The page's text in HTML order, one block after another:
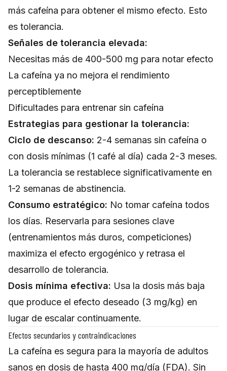
más cafeína para obtener el mismo efecto. Esto
es tolerancia.
Señales de tolerancia elevada:
Necesitas más de 400-500 mg para notar efecto
La cafeína ya no mejora el rendimiento
perceptiblemente
Dificultades para entrenar sin cafeína
Estrategias para gestionar la tolerancia:
Ciclo de descanso: 2-4 semanas sin cafeína o
con dosis mínimas (1 café al día) cada 2-3 meses.
La tolerancia se restablece significativamente en
1-2 semanas de abstinencia.
Consumo estratégico: No tomar cafeína todos
los días. Reservarla para sesiones clave
(entrenamientos más duros, competiciones)
maximiza el efecto ergogénico y retrasa el
desarrollo de tolerancia.
Dosis mínima efectiva: Usa la dosis más baja
que produce el efecto deseado (3 mg/kg) en
lugar de escalar continuamente.
Efectos secundarios y contraindicaciones
La cafeína es segura para la mayoría de adultos
sanos en dosis de hasta 400 mg/día (FDA). Sin